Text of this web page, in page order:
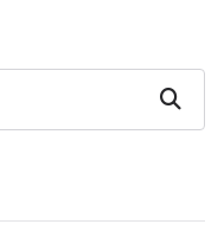
Zoeken